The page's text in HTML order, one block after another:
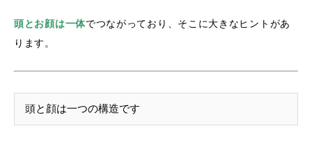
頭とお顔は一体でつながっており、そこに大きなヒントがあ
ります。
頭と顔は一つの構造です